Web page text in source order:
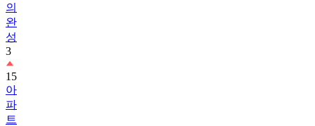
의
완
성
3
15
아
파
트